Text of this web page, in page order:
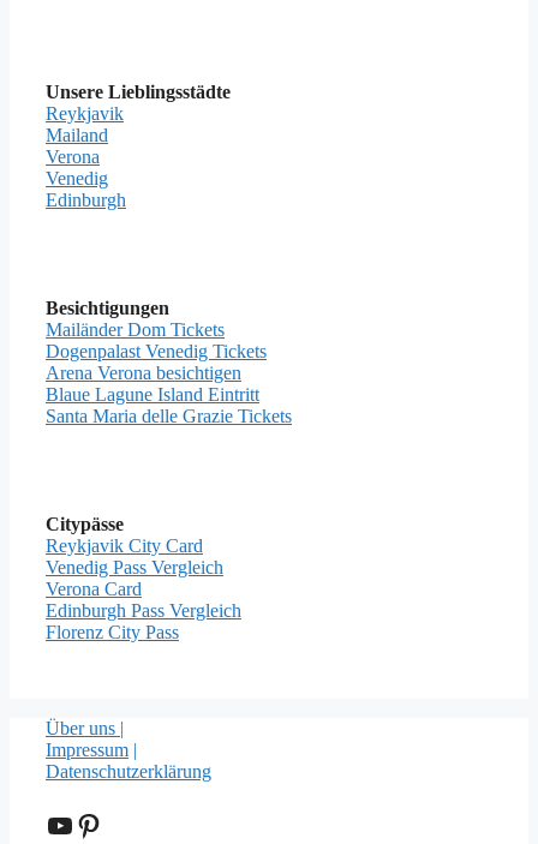
Unsere Lieblingsstädte
Reykjavik
Mailand
Verona
Venedig
Edinburgh
Besichtigungen
Mailänder Dom Tickets
Dogenpalast Venedig Tickets
Arena Verona besichtigen
Blaue Lagune Island Eintritt
Santa Maria delle Grazie Tickets
Citypässe
Reykjavik City Card
Venedig Pass Vergleich
Verona Card
Edinburgh Pass Vergleich
Florenz City Pass
Über uns |
Impressum |
Datenschutzerklärung
YouTube
Pinterest